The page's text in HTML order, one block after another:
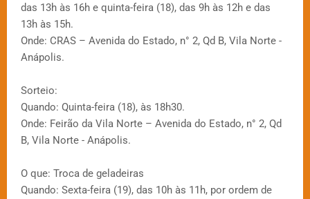
das 13h às 16h e quinta-feira (18), das 9h às 12h e das
13h às 15h.
Onde: CRAS – Avenida do Estado, n° 2, Qd B, Vila Norte -
Anápolis.
Sorteio:
Quando: Quinta-feira (18), às 18h30.
Onde: Feirão da Vila Norte – Avenida do Estado, n° 2, Qd
B, Vila Norte - Anápolis.
O que: Troca de geladeiras
Quando: Sexta-feira (19), das 10h às 11h, por ordem de